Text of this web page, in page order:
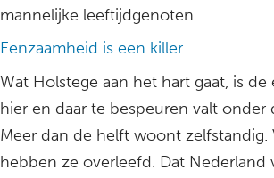
mannelijke leeftijdgenoten.
Eenzaamheid is een killer
Wat Holstege aan het hart gaat, is de
hier en daar te bespeuren valt onder
Meer dan de helft woont zelfstandig.
hebben ze overleefd. Dat Nederland